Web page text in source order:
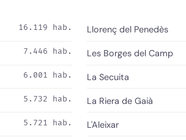
16.119 hab.
7.446 hab.
6.001 hab.
5.732 hab.
5.721 hab.
Llorenç del Penedès
Les Borges del Camp
La Secuita
La Riera de Gaià
L'Aleixar